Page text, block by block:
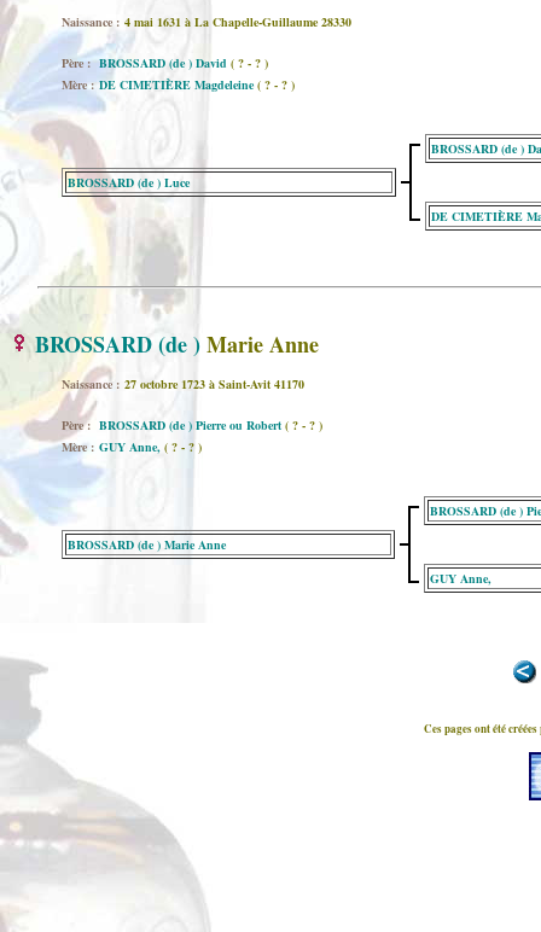
Naissance : 4 mai 1631 à La Chapelle-Guillaume 28330
Père : BROSSARD (de ) David ( ? - ? )
Mère : DE CIMETIÈRE Magdeleine ( ? - ? )
BROSSARD (de ) Luce
BROSSARD (de )
DE CIMETIÈRE
BROSSARD (de )Marie Anne
Naissance : 27 octobre 1723 à Saint-Avit 41170
Père : BROSSARD (de ) Pierre ou Robert ( ? - ? )
Mère : GUY Anne, ( ? - ? )
BROSSARD (de ) Marie Anne
BROSSARD (de )
GUY Anne,
Ces pages ont été